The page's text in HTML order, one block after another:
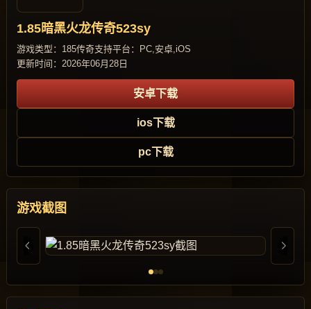
1.85暗黑火龙传奇523sy
游戏类型：185传奇支持平台：PC,安卓,iOS
更新时间：2026年06月28日
安卓下载
ios下载
pc下载
游戏截图